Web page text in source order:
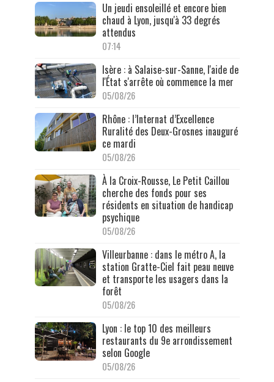
Un jeudi ensoleillé et encore bien
chaud à Lyon, jusqu'à 33 degrés
attendus
07:14
Isère : à Salaise-sur-Sanne, l'aide de
l'État s'arrête où commence la mer
05/08/26
Rhône : l’Internat d’Excellence
Ruralité des Deux-Grosnes inauguré
ce mardi
05/08/26
À la Croix-Rousse, Le Petit Caillou
cherche des fonds pour ses
résidents en situation de handicap
psychique
05/08/26
Villeurbanne : dans le métro A, la
station Gratte-Ciel fait peau neuve
et transporte les usagers dans la
forêt
05/08/26
Lyon : le top 10 des meilleurs
restaurants du 9e arrondissement
selon Google
05/08/26